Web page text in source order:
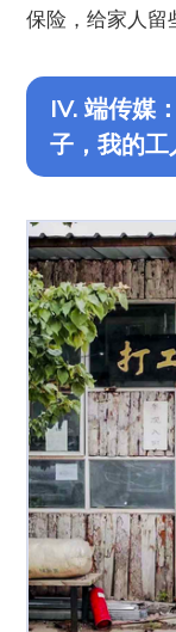
保险，给家人留
IV. 端传媒
子，我的